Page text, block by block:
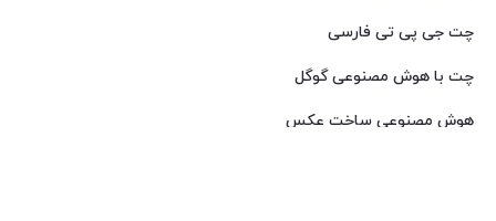
چت جی پی تی فارسی
چت با هوش مصنوعی گوگل
هوش مصنوعی ساخت عکس